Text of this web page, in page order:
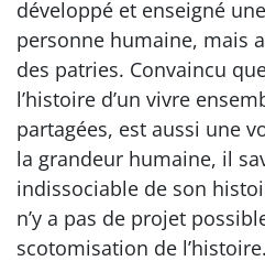
développé et enseigné
personne humaine, mais
des patries. Convaincu
l’histoire d’un vivre
partagées, est aussi une
la grandeur humaine, il
indissociable de son
n’y a pas de projet
scotomisation de l’histoire.